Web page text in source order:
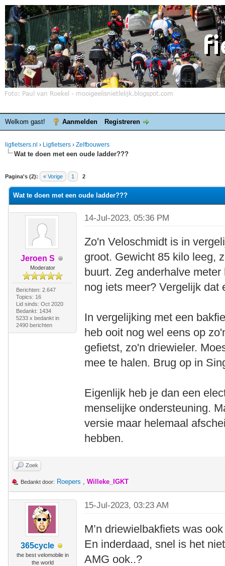
Welkom gast! Aanmelden Registreren
ligfietsers.nl › Ligfietsers › Zelfbouwers
Wat te doen met een oude ladder???
Pagina's (2): « Vorige 1 2
waardering is 0
Wat te doen met een oude ladder???
Jeroen S
Moderator
Berichten: 2.647
Topics: 16
Lid sinds: Oct 2020
Bedankt: 1434
5233 x bedankt in
2490 berichten
14-Jul-2023, 05:36 PM
Zo'n Veloschmidt is in
groot. Gewicht 85 kilo leeg,
buurt. Zeg anderhalve
nog iets meer? Vergelijk dat
In vergelijking met een
heb ooit nog wel eens op
gefietst, zo'n driewieler.
mee te halen. Brug op in
Eigenlijk heb je dan een
menselijke ondersteuning.
versie maar helemaal
hebben.
Zoek
Bedankt door: Roepers , Willeke_IGKT
365cycle
the best velomobile in
the world
15-Jul-2023, 03:23 AM
M’n driewielbakfiets was
En inderdaad, snel is het
AMG ook..?